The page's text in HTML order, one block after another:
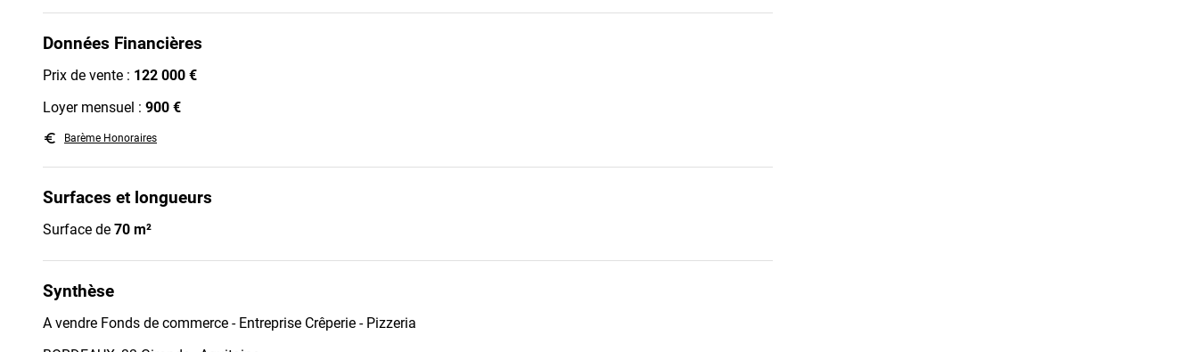
Données Financières
Prix de vente : 122 000 €
Loyer mensuel : 900 €
euro_symbol Barème Honoraires
Surfaces et longueurs
Surface de 70 m²
Synthèse
A vendre Fonds de commerce - Entreprise Crêperie - Pizzeria